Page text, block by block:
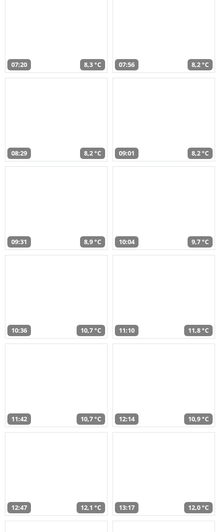
07:20 8,3 °C 07:56 8,2 °C
08:29 8,2 °C 09:01 8,2 °C
09:31 8,9 °C 10:04 9,7 °C
10:36 10,7 °C 11:10 11,8 °C
11:42 10,7 °C 12:14 10,9 °C
12:47 12,1 °C 13:17 12,0 °C